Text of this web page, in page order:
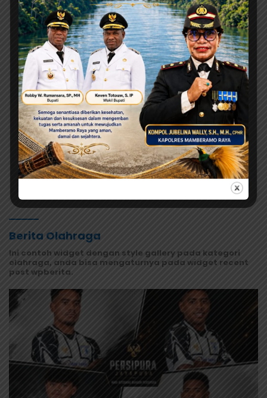
Agustus 8, 2026
Jangan Asal Simpulkan! Tunggu Hasil Lab Dugaan
Keracunan MBG
Agustus 8, 2026
Tonny Tesar Turun ke Lapas Doyo
Baru, Kebutuhan Alkes dan
Keamanan Jadi Sorotan
Agustus 7, 2026
Orang Tua Kecewa, Korban MBG
Depapre Dipulangkan Saat Masih
Muntah dan Diare
Selengkapnya
Berita Olahraga
Ini contoh widget dengan style gallery pada kategori
olahraga, anda bisa mengaturnya pada widget recent
post wpberita.